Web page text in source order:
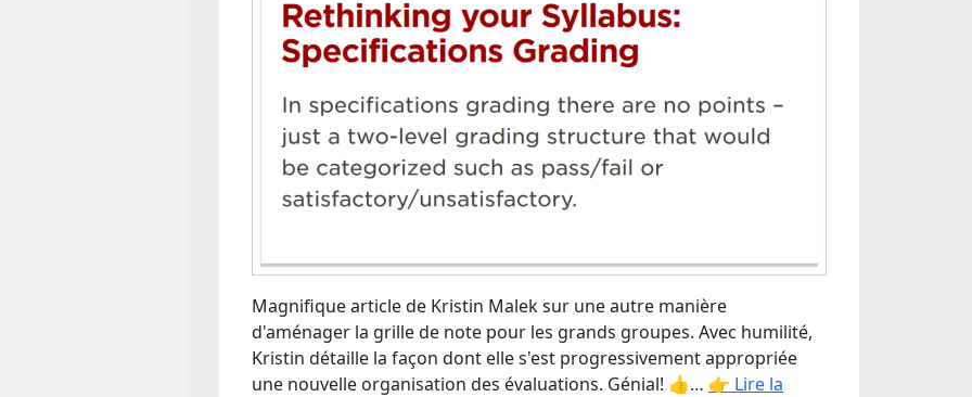
Magnifique article de Kristin Malek sur une autre manière
d'aménager la grille de note pour les grands groupes. Avec humilité,
Kristin détaille la façon dont elle s'est progressivement appropriée
une nouvelle organisation des évaluations. Génial! 👍… 👉 Lire la